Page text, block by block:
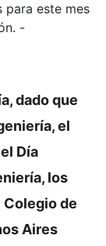
para este mes
-
dado que
el
Día
los
Colegio de
Aires